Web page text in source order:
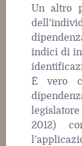
Un altro
indici di
È vero
legislatore
2012)